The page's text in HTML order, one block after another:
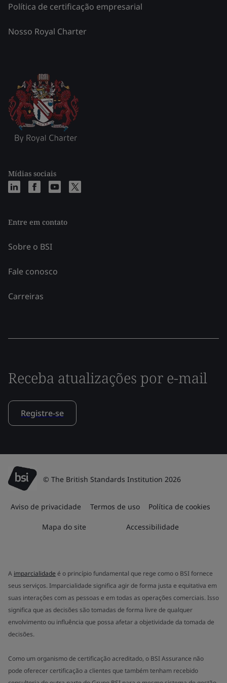
Política de certificação empresarial
Nosso Royal Charter
Mídias sociais
Entre em contato
Sobre o BSI
Fale conosco
Carreiras
Receba atualizações por e-mail
Registre-se
© The British Standards Institution 2026
Aviso de privacidade Termos de uso Política de cookies
Mapa do site Accessibilidade
A imparcialidade é o princípio fundamental que rege como o BSI fornece
seus serviços. Imparcialidade significa agir de forma justa e equitativa em
suas interações com as pessoas e em todas as operações comerciais. Isso
significa que as decisões são tomadas de forma livre de qualquer
envolvimento ou influência que possa afetar a objetividade da tomada de
decisões.
Como um organismo de certificação acreditado, o BSI Assurance não
pode oferecer certificação a clientes que também tenham recebido